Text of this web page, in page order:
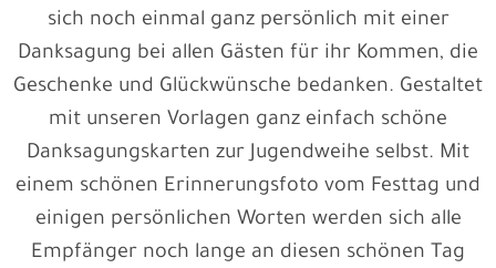
sich noch einmal ganz persönlich mit einer
Danksagung bei allen Gästen für ihr Kommen, die
Geschenke und Glückwünsche bedanken. Gestaltet
mit unseren Vorlagen ganz einfach schöne
Danksagungskarten zur Jugendweihe selbst. Mit
einem schönen Erinnerungsfoto vom Festtag und
einigen persönlichen Worten werden sich alle
Empfänger noch lange an diesen schönen Tag